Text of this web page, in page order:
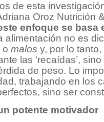
de esta
Oroz Nutrición
enfoque se
alimentación no es
o malos y, por lo
las ‘recaídas’,
de peso. Lo
trabajando en los
sino ser
potente motivador